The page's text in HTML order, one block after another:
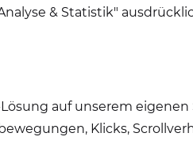
& Statistik"
auf unserem eigenen
Klicks,